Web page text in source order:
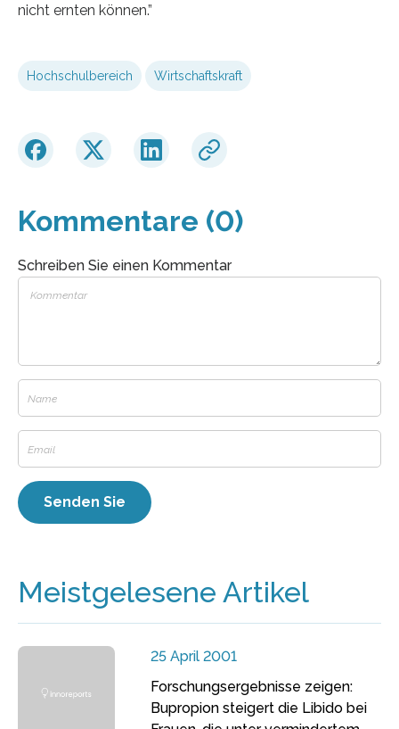
nicht ernten können.”
Hochschulbereich Wirtschaftskraft
Kommentare (0)
Schreiben Sie einen Kommentar
Meistgelesene Artikel
25 April 2001
Forschungsergebnisse zeigen:
Bupropion steigert die Libido bei